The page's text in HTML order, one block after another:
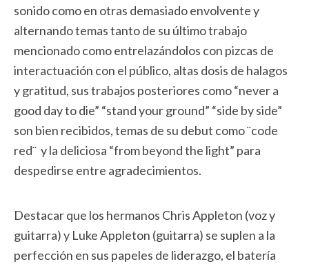
sonido como en otras demasiado envolvente y
alternando temas tanto de su último trabajo
mencionado como entrelazándolos con pizcas de
interactuación con el público, altas dosis de halagos
y gratitud, sus trabajos posteriores como “never a
good day to die” “stand your ground” “side by side”
son bien recibidos, temas de su debut como ¨code
red¨ y la deliciosa “from beyond the light” para
despedirse entre agradecimientos.
Destacar que los hermanos Chris Appleton (voz y
guitarra) y Luke Appleton (guitarra) se suplen a la
perfección en sus papeles de liderazgo, el batería